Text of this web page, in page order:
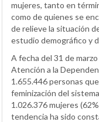
mujeres, tanto en
como de quienes se
de relieve la situación
estudio demográfico y
A fecha del 31 de
Atención a la
1.655.446 personas
feminización del
1.026.376 mujeres
tendencia ha sido